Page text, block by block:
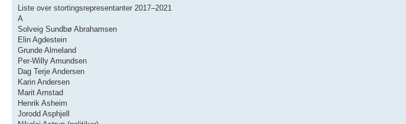
Liste over stortingsrepresentanter 2017–2021
A
Solveig Sundbø Abrahamsen
Elin Agdestein
Grunde Almeland
Per-Willy Amundsen
Dag Terje Andersen
Karin Andersen
Marit Arnstad
Henrik Asheim
Jorodd Asphjell